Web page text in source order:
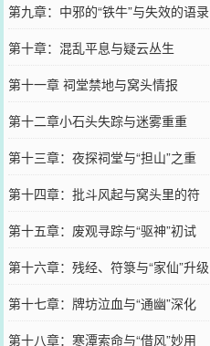
第九章：中邪的“铁牛”与失效的语录
第十章：混乱平息与疑云丛生
第十一章 祠堂禁地与窝头情报
第十二章小石头失踪与迷雾重重
第十三章：夜探祠堂与“担山”之重
第十四章：批斗风起与窝头里的符
第十五章：废观寻踪与“驱神”初试
第十六章：残经、符箓与“家仙”升级
第十七章：牌坊泣血与“通幽”深化
第十八章：寒潭索命与“借风”妙用